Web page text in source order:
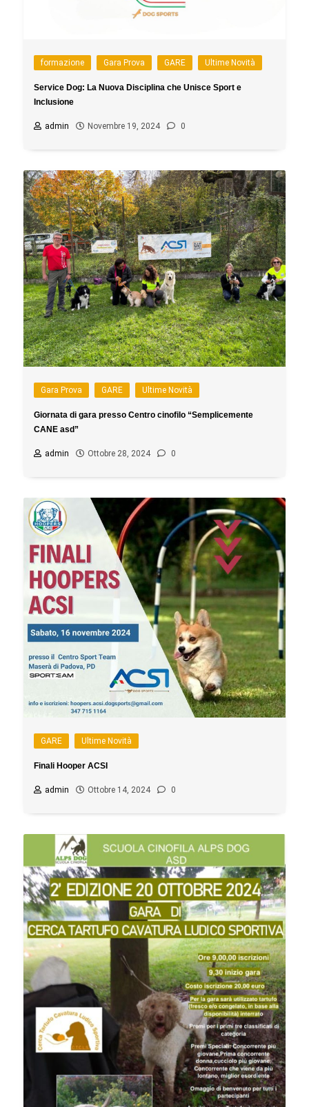
formazione Gara Prova GARE Ultime Novità
Service Dog: La Nuova Disciplina che Unisce Sport e
Inclusione
admin Novembre 19, 2024 0
Gara Prova GARE Ultime Novità
Giornata di gara presso Centro cinofilo “Semplicemente
CANE asd”
admin Ottobre 28, 2024 0
GARE Ultime Novità
Finali Hooper ACSI
admin Ottobre 14, 2024 0